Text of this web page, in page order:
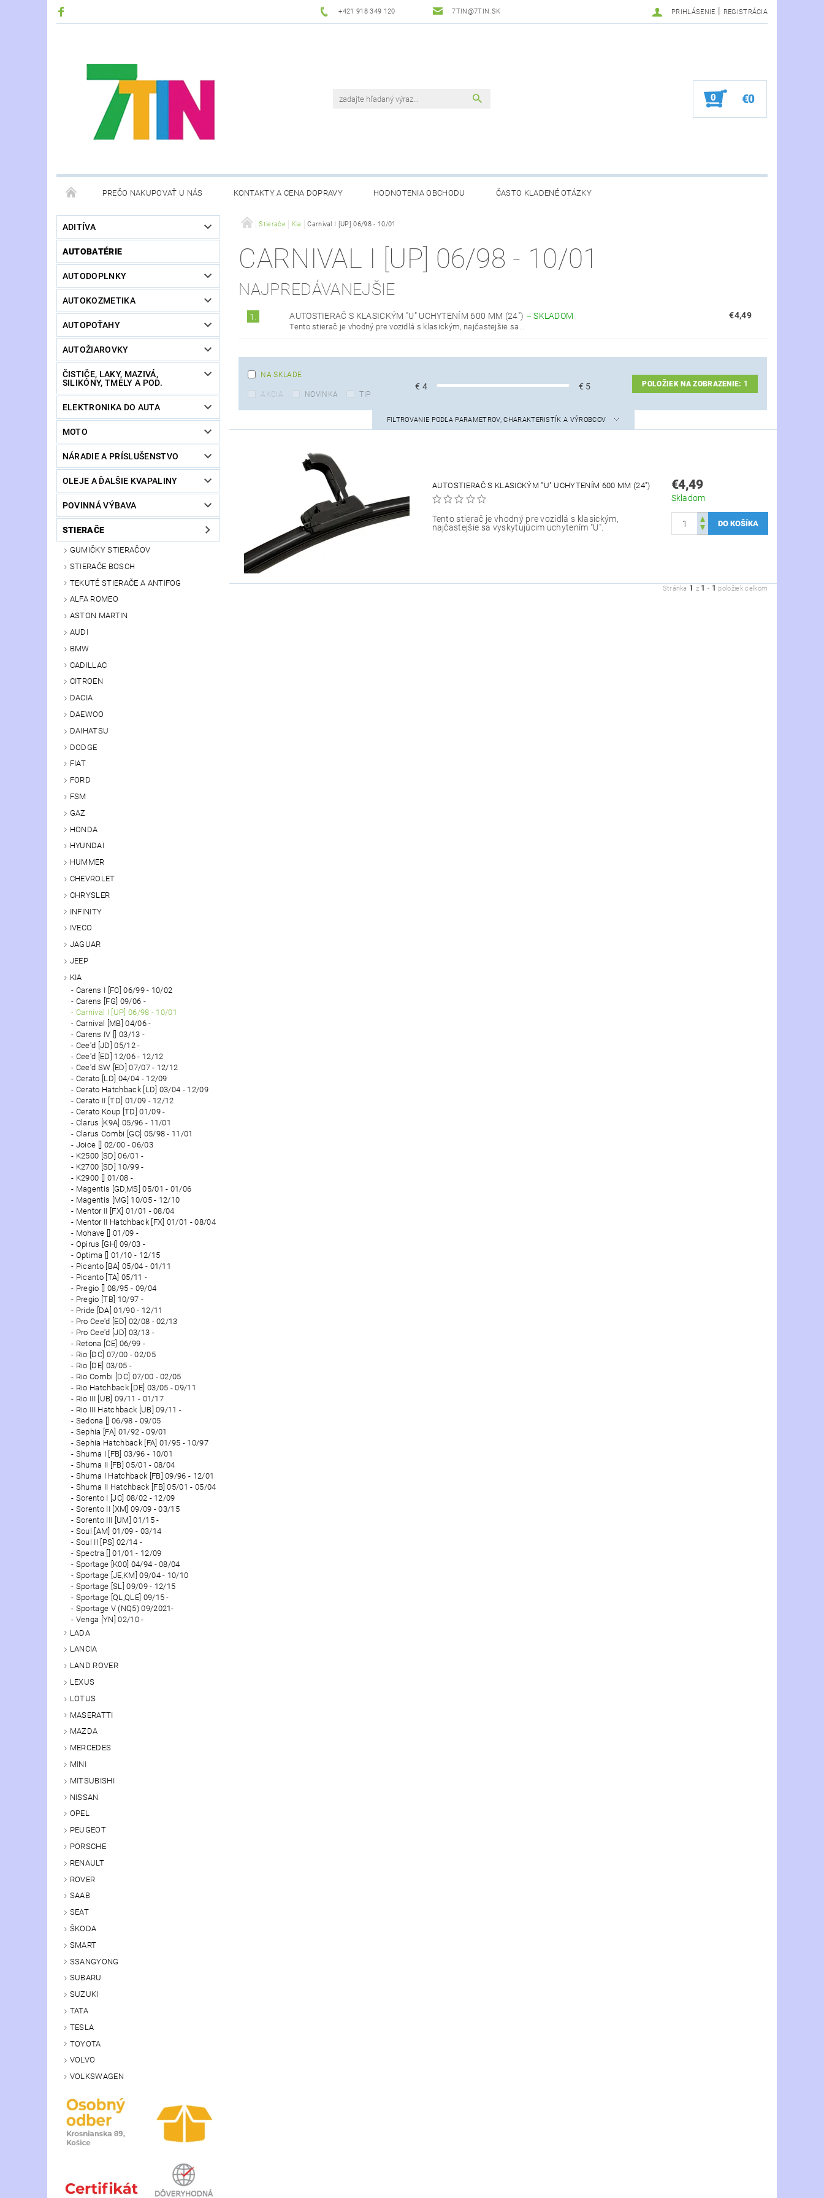
+421 918 349 120 7TIN@7TIN.SK PRIHLÁSENIE | REGISTRÁCIA
0 €0
PREČO NAKUPOVAŤ U NÁS KONTAKTY A CENA DOPRAVY HODNOTENIA OBCHODU ČASTO KLADENÉ OTÁZKY
ADITÍVA
AUTOBATÉRIE
AUTODOPLNKY
AUTOKOZMETIKA
AUTOPOŤAHY
AUTOŽIAROVKY
ČISTIČE, LAKY, MAZIVÁ,
SILIKÓNY, TMELY A POD.
ELEKTRONIKA DO AUTA
MOTO
NÁRADIE A PRÍSLUŠENSTVO
OLEJE A ĎALŠIE KVAPALINY
POVINNÁ VÝBAVA
STIERAČE
GUMIČKY STIERAČOV
STIERAČE BOSCH
TEKUTÉ STIERAČE A ANTIFOG
ALFA ROMEO
ASTON MARTIN
AUDI
BMW
CADILLAC
CITROEN
DACIA
DAEWOO
DAIHATSU
DODGE
FIAT
FORD
FSM
GAZ
HONDA
HYUNDAI
HUMMER
CHEVROLET
CHRYSLER
INFINITY
IVECO
JAGUAR
JEEP
KIA
Carens I [FC] 06/99 - 10/02
Carens [FG] 09/06 -
Carnival I [UP] 06/98 - 10/01
Carnival [MB] 04/06 -
Carens IV [] 03/13 -
Cee'd [JD] 05/12 -
Cee'd [ED] 12/06 - 12/12
Cee'd SW [ED] 07/07 - 12/12
Cerato [LD] 04/04 - 12/09
Cerato Hatchback [LD] 03/04 - 12/09
Cerato II [TD] 01/09 - 12/12
Cerato Koup [TD] 01/09 -
Clarus [K9A] 05/96 - 11/01
Clarus Combi [GC] 05/98 - 11/01
Joice [] 02/00 - 06/03
K2500 [SD] 06/01 -
K2700 [SD] 10/99 -
K2900 [] 01/08 -
Magentis [GD,MS] 05/01 - 01/06
Magentis [MG] 10/05 - 12/10
Mentor II [FX] 01/01 - 08/04
Mentor II Hatchback [FX] 01/01 - 08/04
Mohave [] 01/09 -
Opirus [GH] 09/03 -
Optima [] 01/10 - 12/15
Picanto [BA] 05/04 - 01/11
Picanto [TA] 05/11 -
Pregio [] 08/95 - 09/04
Pregio [TB] 10/97 -
Pride [DA] 01/90 - 12/11
Pro Cee'd [ED] 02/08 - 02/13
Pro Cee'd [JD] 03/13 -
Retona [CE] 06/99 -
Rio [DC] 07/00 - 02/05
Rio [DE] 03/05 -
Rio Combi [DC] 07/00 - 02/05
Rio Hatchback [DE] 03/05 - 09/11
Rio III [UB] 09/11 - 01/17
Rio III Hatchback [UB] 09/11 -
Sedona [] 06/98 - 09/05
Sephia [FA] 01/92 - 09/01
Sephia Hatchback [FA] 01/95 - 10/97
Shuma I [FB] 03/96 - 10/01
Shuma II [FB] 05/01 - 08/04
Shuma I Hatchback [FB] 09/96 - 12/01
Shuma II Hatchback [FB] 05/01 - 05/04
Sorento I [JC] 08/02 - 12/09
Sorento II [XM] 09/09 - 03/15
Sorento III [UM] 01/15 -
Soul [AM] 01/09 - 03/14
Soul II [PS] 02/14 -
Spectra [] 01/01 - 12/09
Sportage [K00] 04/94 - 08/04
Sportage [JE,KM] 09/04 - 10/10
Sportage [SL] 09/09 - 12/15
Sportage [QL,QLE] 09/15 -
Sportage V (NQ5) 09/2021-
Venga [YN] 02/10 -
LADA
LANCIA
LAND ROVER
LEXUS
LOTUS
MASERATTI
MAZDA
MERCEDES
MINI
MITSUBISHI
NISSAN
OPEL
PEUGEOT
PORSCHE
RENAULT
ROVER
SAAB
SEAT
ŠKODA
SMART
SSANGYONG
SUBARU
SUZUKI
TATA
TESLA
TOYOTA
VOLVO
VOLKSWAGEN
Stierače Kia Carnival I [UP] 06/98 - 10/01
CARNIVAL I [UP] 06/98 - 10/01
NAJPREDÁVANEJŠIE
1. AUTOSTIERAČ S KLASICKÝM "U" UCHYTENÍM 600 MM (24") –SKLADOM
Tento stierač je vhodný pre vozidlá s klasickým, najčastejšie sa...
€4,49
NA SKLADE
AKCIA NOVINKA TIP
€ 4 € 5 POLOŽIEK NA ZOBRAZENIE: 1
FILTROVANIE PODĽA PARAMETROV, CHARAKTERISTÍK A VÝROBCOV
AUTOSTIERAČ S KLASICKÝM "U" UCHYTENÍM 600 MM (24")
Tento stierač je vhodný pre vozidlá s klasickým,
najčastejšie sa vyskytujúcim uchytením "U".
€4,49
Skladom
Stránka 1 z 1 - 1 položiek celkom